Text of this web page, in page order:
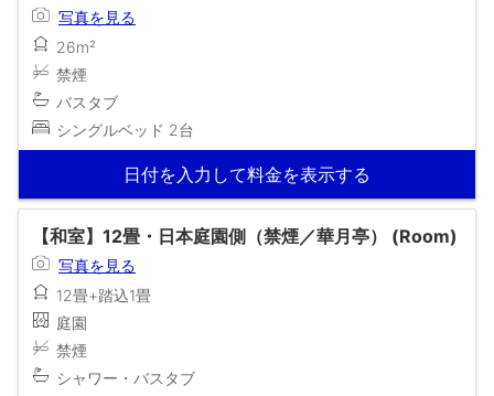
写真を見る
26m²
禁煙
バスタブ
シングルベッド 2台
日付を入力して料金を表示する
【和室】12畳・日本庭園側（禁煙／華月亭） (Room)
写真を見る
12畳+踏込1畳
庭園
禁煙
シャワー・バスタブ